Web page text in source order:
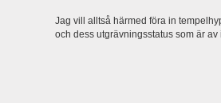
Jag vill alltså härmed föra in
och dess utgrävningsstatus som är